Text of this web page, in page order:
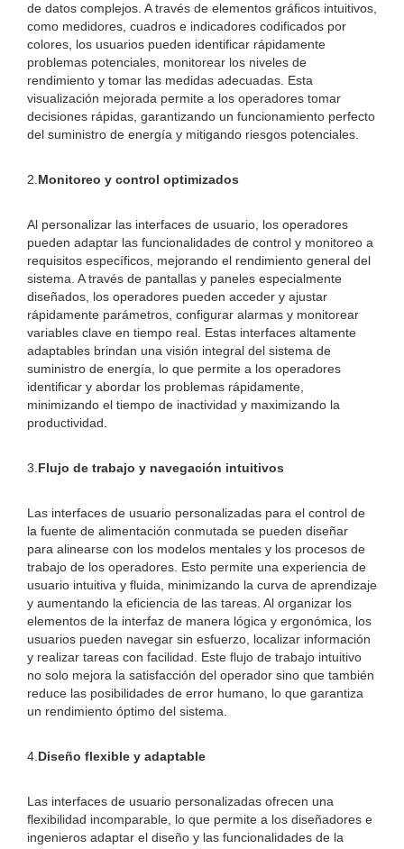
de datos complejos. A través de elementos gráficos intuitivos,
como medidores, cuadros e indicadores codificados por
colores, los usuarios pueden identificar rápidamente
problemas potenciales, monitorear los niveles de
rendimiento y tomar las medidas adecuadas. Esta
visualización mejorada permite a los operadores tomar
decisiones rápidas, garantizando un funcionamiento perfecto
del suministro de energía y mitigando riesgos potenciales.
2. Monitoreo y control optimizados
Al personalizar las interfaces de usuario, los operadores
pueden adaptar las funcionalidades de control y monitoreo a
requisitos específicos, mejorando el rendimiento general del
sistema. A través de pantallas y paneles especialmente
diseñados, los operadores pueden acceder y ajustar
rápidamente parámetros, configurar alarmas y monitorear
variables clave en tiempo real. Estas interfaces altamente
adaptables brindan una visión integral del sistema de
suministro de energía, lo que permite a los operadores
identificar y abordar los problemas rápidamente,
minimizando el tiempo de inactividad y maximizando la
productividad.
3. Flujo de trabajo y navegación intuitivos
Las interfaces de usuario personalizadas para el control de
la fuente de alimentación conmutada se pueden diseñar
para alinearse con los modelos mentales y los procesos de
trabajo de los operadores. Esto permite una experiencia de
usuario intuitiva y fluida, minimizando la curva de aprendizaje
y aumentando la eficiencia de las tareas. Al organizar los
elementos de la interfaz de manera lógica y ergonómica, los
usuarios pueden navegar sin esfuerzo, localizar información
y realizar tareas con facilidad. Este flujo de trabajo intuitivo
no solo mejora la satisfacción del operador sino que también
reduce las posibilidades de error humano, lo que garantiza
un rendimiento óptimo del sistema.
4. Diseño flexible y adaptable
Las interfaces de usuario personalizadas ofrecen una
flexibilidad incomparable, lo que permite a los diseñadores e
ingenieros adaptar el diseño y las funcionalidades de la